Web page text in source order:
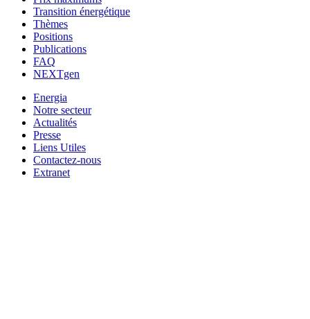
Transition énergétique
Thèmes
Positions
Publications
FAQ
NEXTgen
Energia
Notre secteur
Actualités
Presse
Liens Utiles
Contactez-nous
Extranet